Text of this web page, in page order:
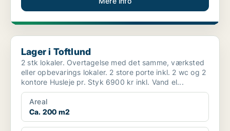
Lager i Toftlund
Lager i Toftlund
2 stk lokaler. Overtagelse med det samme, værksted
eller opbevarings lokaler. 2 store porte inkl. 2 wc og 2
kontore Husleje pr. Styk 6900 kr inkl. Vand el...
Areal
Ca. 200 m2